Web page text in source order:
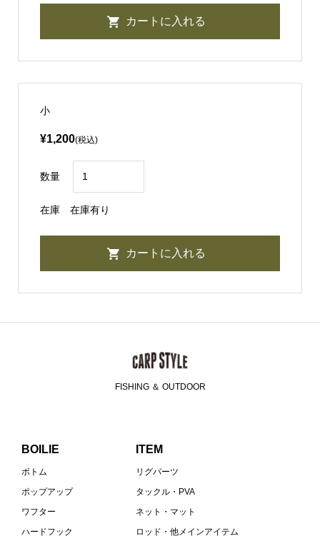
小
¥1,200(税込)
数量
在庫 在庫有り
FISHING ＆ OUTDOOR
BOILIE
ボトム
ポップアップ
ワフター
ハードフック
ITEM
リグパーツ
タックル・PVA
ネット・マット
ロッド・他メインアイテム